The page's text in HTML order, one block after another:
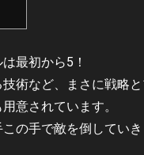
最初から5！
術など、まさに戦略
意されています。
の手で敵を倒してい